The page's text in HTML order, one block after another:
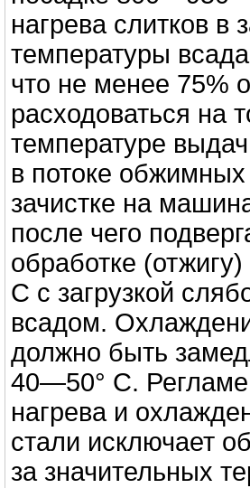
нагрева слитков в
температуры
что не менее 75%
расходоваться на
температуре
в потоке
зачистке на
после чего
обработке
С с загрузкой
всадом.
должно быть
40—50° С.
нагрева и
стали исключает
за значительных